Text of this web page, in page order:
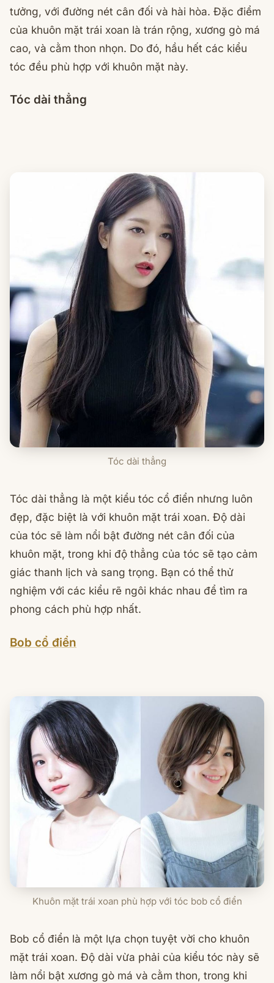
tưởng, với đường nét cân đối và hài hòa. Đặc điểm
của khuôn mặt trái xoan là trán rộng, xương gò má
cao, và cằm thon nhọn. Do đó, hầu hết các kiểu
tóc đều phù hợp với khuôn mặt này.
Tóc dài thẳng
Tóc dài thẳng
Tóc dài thẳng là một kiểu tóc cổ điển nhưng luôn
đẹp, đặc biệt là với khuôn mặt trái xoan. Độ dài
của tóc sẽ làm nổi bật đường nét cân đối của
khuôn mặt, trong khi độ thẳng của tóc sẽ tạo cảm
giác thanh lịch và sang trọng. Bạn có thể thử
nghiệm với các kiểu rẽ ngôi khác nhau để tìm ra
phong cách phù hợp nhất.
Bob cổ điển
Khuôn mặt trái xoan phù hợp với tóc bob cổ điển
Bob cổ điển là một lựa chọn tuyệt vời cho khuôn
mặt trái xoan. Độ dài vừa phải của kiểu tóc này sẽ
làm nổi bật xương gò má và cằm thon, trong khi